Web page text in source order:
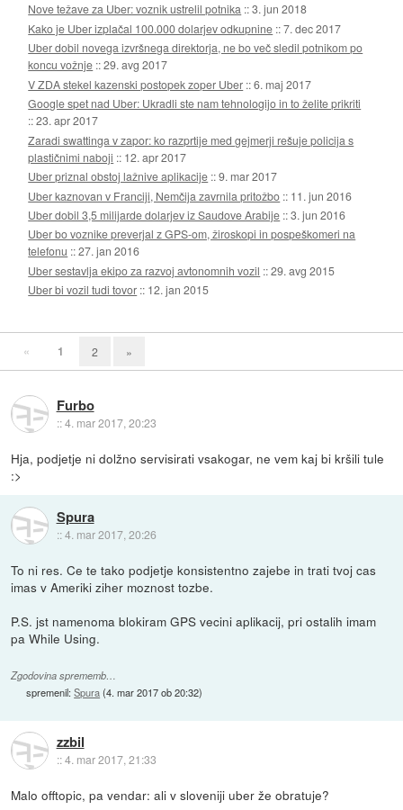
Nove težave za Uber: voznik ustrelil potnika ::3. jun 2018
Kako je Uber izplačal 100.000 dolarjev odkupnine ::7. dec 2017
Uber dobil novega izvršnega direktorja, ne bo več sledil potnikom po
koncu vožnje ::29. avg 2017
V ZDA stekel kazenski postopek zoper Uber ::6. maj 2017
Google spet nad Uber: Ukradli ste nam tehnologijo in to želite prikriti
::23. apr 2017
Zaradi swattinga v zapor: ko razprtije med gejmerji rešuje policija s
plastičnimi naboji :: 12. apr 2017
Uber priznal obstoj lažnive aplikacije ::9. mar 2017
Uber kaznovan v Franciji, Nemčija zavrnila pritožbo :: 11. jun 2016
Uber dobil 3,5 milijarde dolarjev iz Saudove Arabije ::3. jun 2016
Uber bo voznike preverjal z GPS-om, žiroskopi in pospeškomeri na
telefonu ::27. jan 2016
Uber sestavlja ekipo za razvoj avtonomnih vozil ::29. avg 2015
Uber bi vozil tudi tovor :: 12. jan 2015
« 1 2 »
Furbo
::4. mar 2017, 20:23
Hja, podjetje ni dolžno servisirati vsakogar, ne vem kaj bi kršili tule
:>
Spura
::4. mar 2017, 20:26
To ni res. Ce te tako podjetje konsistentno zajebe in trati tvoj cas
imas v Ameriki ziher moznost tozbe.
P.S. jst namenoma blokiram GPS vecini aplikacij, pri ostalih imam
pa While Using.
Zgodovina sprememb…
spremenil:Spura(4. mar 2017 ob 20:32)
zzbil
::4. mar 2017, 21:33
Malo offtopic, pa vendar: ali v sloveniji uber že obratuje?